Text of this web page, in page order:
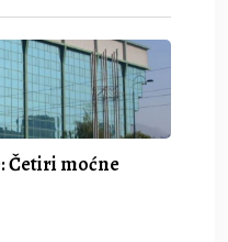
Četiri moćne